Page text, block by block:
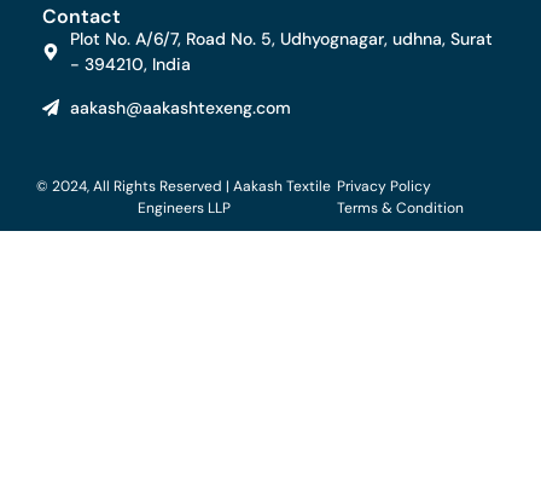
Contact
Plot No. A/6/7, Road No. 5, Udhyognagar, udhna, Surat
- 394210, India
aakash@aakashtexeng.com
© 2024, All Rights Reserved | Aakash Textile
Engineers LLP
Privacy Policy
Terms & Condition